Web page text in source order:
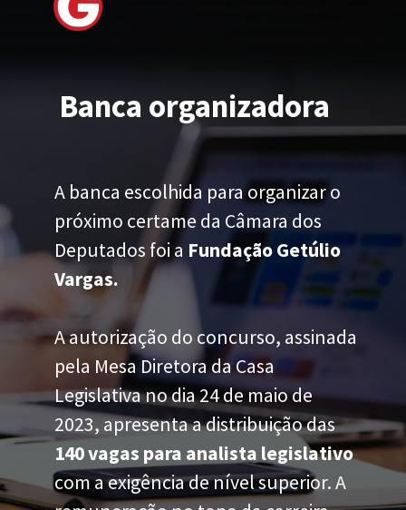
Banca organizadora
A banca escolhida para organizar o
próximo certame da Câmara dos
Deputados foi a Fundação Getúlio
Vargas.
A autorização do concurso, assinada
pela Mesa Diretora da Casa
Legislativa no dia 24 de maio de
2023, apresenta a distribuição das
140 vagas para analista legislativo
com a exigência de nível superior. A